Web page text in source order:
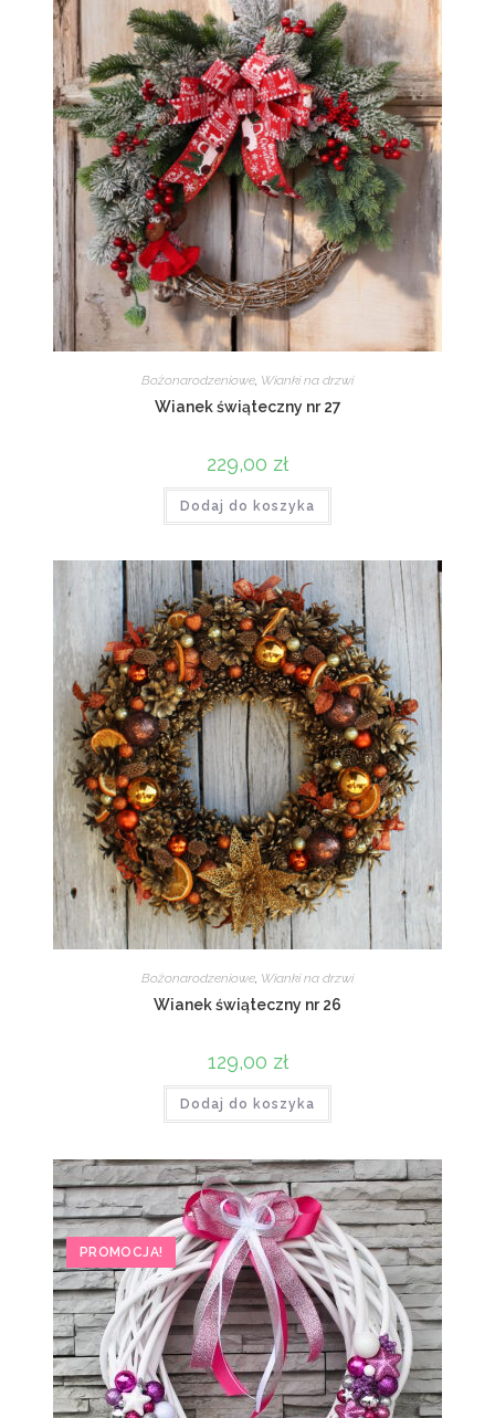
Bożonarodzeniowe Wianki na drzwi
Wianek świąteczny nr 27
229,00 zł
Dodaj do koszyka
Bożonarodzeniowe, Wianki na drzwi
Wianek świąteczny nr 26
129,00 zł
Dodaj do koszyka
PROMOCJA!